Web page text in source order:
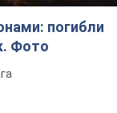
погибли
Фото